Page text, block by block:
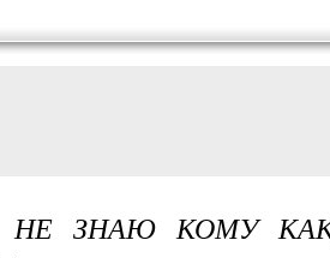
НЕ ЗНАЮ КОМУ